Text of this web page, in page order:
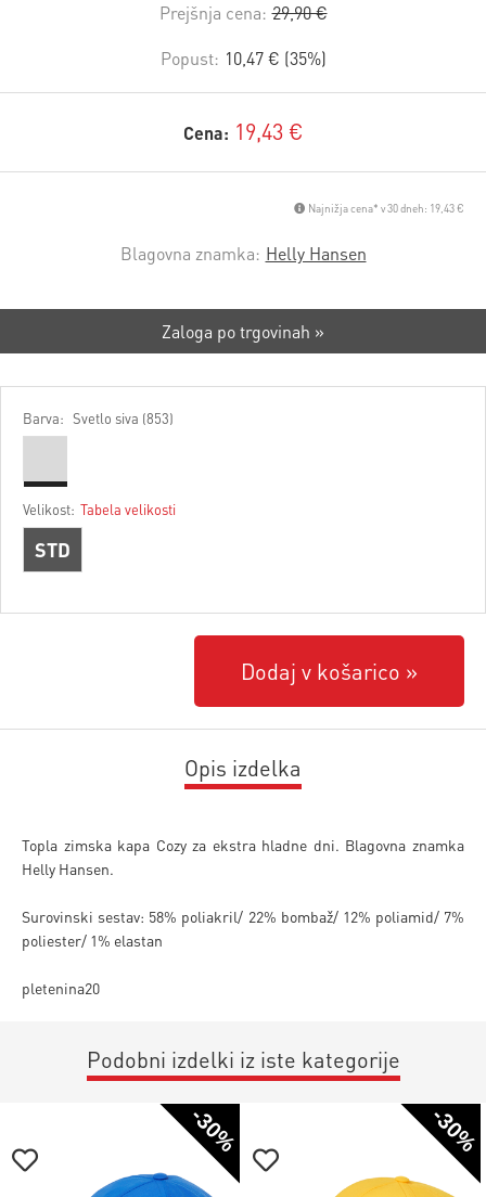
Prejšnja cena: 29,90 €
Popust: 10,47 € (35%)
Cena: 19,43 €
Najnižja cena* v 30 dneh: 19,43 €
Blagovna znamka: Helly Hansen
Zaloga po trgovinah »
Barva: Svetlo siva (853)
Velikost: Tabela velikosti
STD
Dodaj v košarico
Opis izdelka
Topla zimska kapa Cozy za ekstra hladne dni. Blagovna znamka
Helly Hansen.
Surovinski sestav: 58% poliakril/ 22% bombaž/ 12% poliamid/ 7%
poliester/ 1% elastan
pletenina20
Podobni izdelki iz iste kategorije
-30% -30%